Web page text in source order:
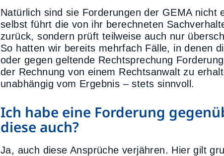
Natürlich sind sie Forderungen der GEMA nicht
selbst führt die von ihr berechneten
zurück, sondern prüft teilweise auch nur
So hatten wir bereits mehrfach Fälle, in denen
oder gegen geltende Rechtsprechung
der Rechnung von einem Rechtsanwalt zu
unabhängig vom Ergebnis – stets sinnvoll.
Ich habe eine Forderung
diese auch?
Ja, auch diese Ansprüche verjähren. Hier gilt